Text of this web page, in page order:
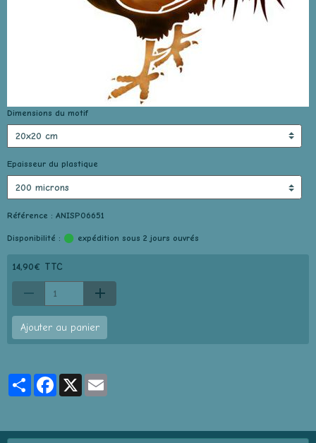
Dimensions du motif
Epaisseur du plastique
Référence : ANISP06651
Disponibilité : expédition sous 2 jours ouvrés
14,90€ TTC
Ajouter au panier
PartagerFacebook